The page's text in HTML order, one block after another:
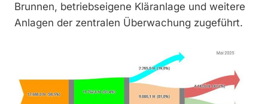
Brunnen, betriebseigene Kläranlage und weitere
Anlagen der zentralen Überwachung zugeführt.